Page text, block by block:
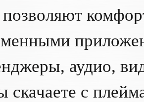
аудио,
скачаете с